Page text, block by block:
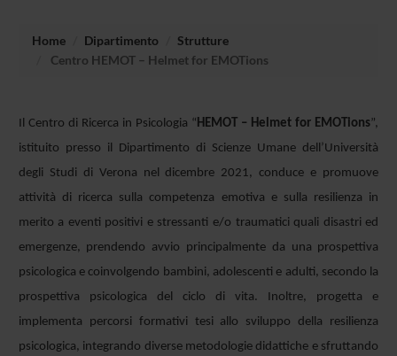
Home Dipartimento
Strutture
Centro HEMOT – Helmet for EMOTions
Il Centro di Ricerca in Psicologia “HEMOT – Helmet for EMOTions”,
istituito presso il Dipartimento di Scienze Umane dell’Università
degli Studi di Verona nel dicembre 2021, conduce e promuove
attività di ricerca sulla competenza emotiva e sulla resilienza in
merito a eventi positivi e stressanti e/o traumatici quali disastri ed
emergenze, prendendo avvio principalmente da una prospettiva
psicologica e coinvolgendo bambini, adolescenti e adulti, secondo la
prospettiva psicologica del ciclo di vita. Inoltre, progetta e
implementa percorsi formativi tesi allo sviluppo della resilienza
psicologica, integrando diverse metodologie didattiche e sfruttando